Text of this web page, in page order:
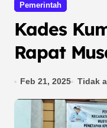
Pemerintah
Kades
Rapat
Feb 21, 2025 Tidak